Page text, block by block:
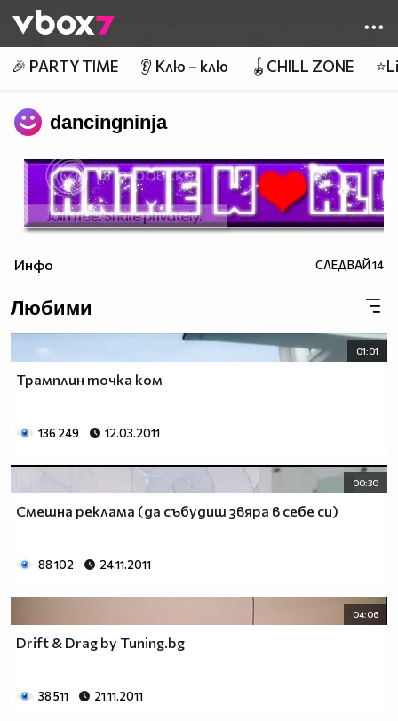
👾
🎉 PARTY TIME 👂 Клю – клю 🪀CHILL ZONE
dancingninja
Инфо СЛЕДВАЙ14
Любими
01:01
Трамплин точка ком
136 249 12.03.2011
00:30
Смешна реклама (да събудиш звяра в себе си)
88 102 24.11.2011
04:06
Drift & Drag by Tuning.bg
38 511 21.11.2011